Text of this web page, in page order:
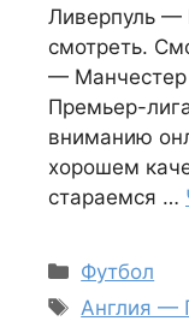
Ливерпуль —
смотреть.
—
Премьер-
вниманию
хорошем
стараемся …
Рубрики
Футбол
Метки
Англия —